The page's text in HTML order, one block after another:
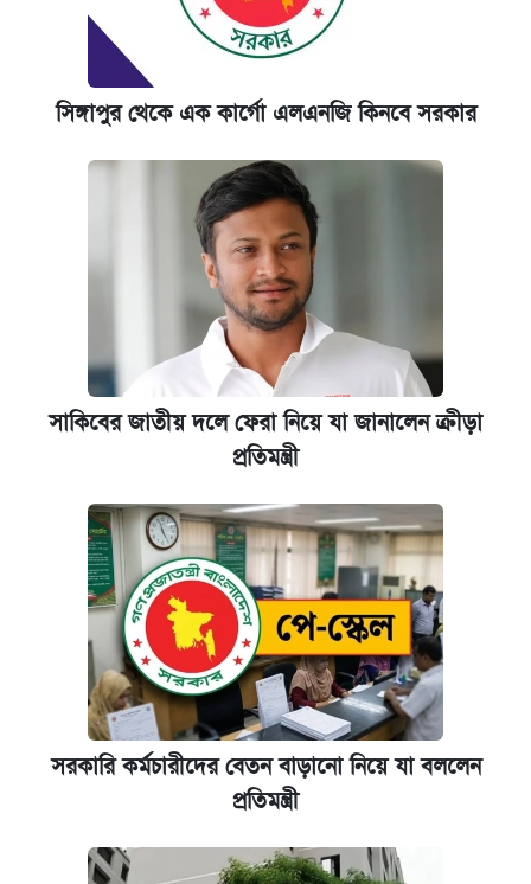
সিঙ্গাপুর থেকে এক কার্গো এলএনজি কিনবে সরকার
সাকিবের জাতীয় দলে ফেরা নিয়ে যা জানালেন ক্রীড়া
প্রতিমন্ত্রী
সরকারি কর্মচারীদের বেতন বাড়ানো নিয়ে যা বললেন
প্রতিমন্ত্রী